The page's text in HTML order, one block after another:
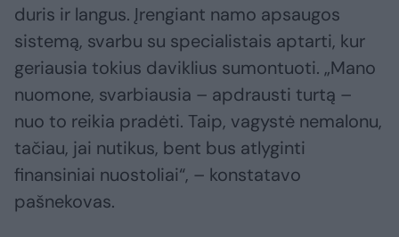
duris ir langus. Įrengiant namo apsaugos
sistemą, svarbu su specialistais aptarti, kur
geriausia tokius daviklius sumontuoti. „Mano
nuomone, svarbiausia – apdrausti turtą –
nuo to reikia pradėti. Taip, vagystė nemalonu,
tačiau, jai nutikus, bent bus atlyginti
finansiniai nuostoliai“, – konstatavo
pašnekovas.